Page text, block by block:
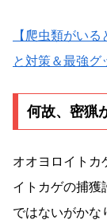
【爬虫類がい
と対策＆最強グ
何故、密猟
オオヨロイトカ
イトカゲの捕獲
ではないがかな